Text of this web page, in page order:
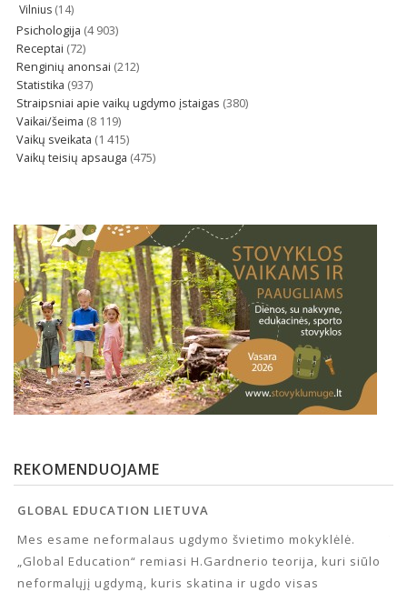
Vilnius (14)
Psichologija (4 903)
Receptai (72)
Renginių anonsai (212)
Statistika (937)
Straipsniai apie vaikų ugdymo įstaigas (380)
Vaikai/šeima (8 119)
Vaikų sveikata (1 415)
Vaikų teisių apsauga (475)
REKOMENDUOJAME
GLOBAL EDUCATION LIETUVA
Mes esame neformalaus ugdymo švietimo mokyklėlė.
„Global Education“ remiasi H.Gardnerio teorija, kuri siūlo
neformalųjį ugdymą, kuris skatina ir ugdo visas